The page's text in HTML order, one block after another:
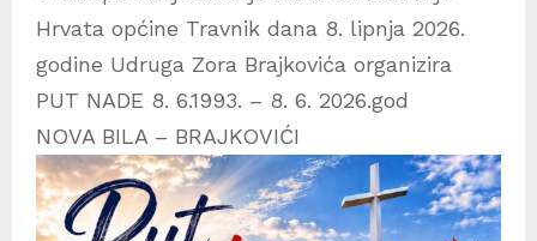
Hrvata općine Travnik dana 8. lipnja 2026.
godine Udruga Zora Brajkovića organizira
PUT NADE 8. 6.1993. – 8. 6. 2026.god
NOVA BILA – BRAJKOVIĆI